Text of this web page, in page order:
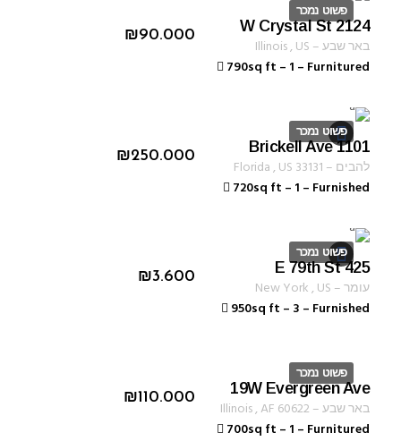
פשוט נמכר
ID 1235
₪90.000
2124 W Crystal St
באר שבע–
Illinois, US
790sq ft – 1 – Furnitured
פשוט נמכר
ID 1255
₪250.000
1101 Brickell Ave
להבים –
Florida, US 33131
720sq ft – 1 – Furnished
פשוט נמכר
ID 1232
₪3.600
425 E 79th St
עומר–
New York, US
950sq ft – 3 – Furnished
פשוט נמכר
ID 1330
₪110.000
19W Evergreen Ave
באר שבע–
Illinois, AF 60622
700sq ft – 1 – Furnitured